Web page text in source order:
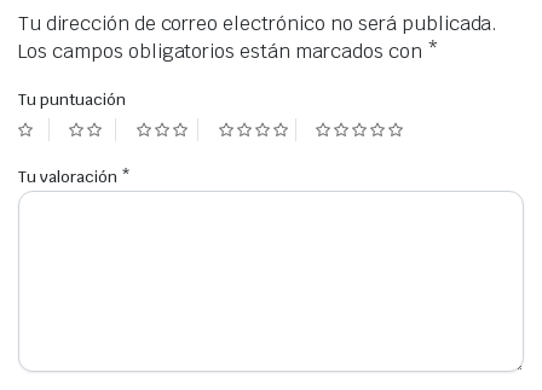
Tu dirección de correo electrónico no será publicada.
Los campos obligatorios están marcados con *
Tu puntuación
Tu valoración *